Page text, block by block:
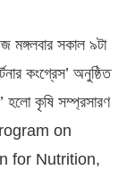
সকাল ৯টা
কংগ্রেস’ অনুষ্ঠিত
হলো কৃষি সম্প্রসারণ
on
for Nutrition,